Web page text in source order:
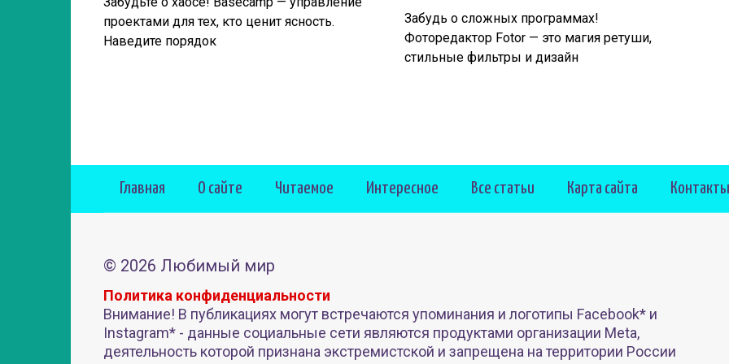
проектами для тех, кто ценит ясность.
Наведите порядок
Забудь о сложных программах!
Фоторедактор Fotor — это магия ретуши,
стильные фильтры и дизайн
Главная О сайте Читаемое Интересное Все статьи Карта сайта Контакты
© 2026 Любимый мир
Политика конфиденциальности
Внимание! В публикациях могут встречаются упоминания и логотипы Facebook* и
Instagram* - данные социальные сети являются продуктами организации Meta,
деятельность которой признана экстремистской и запрещена на территории России